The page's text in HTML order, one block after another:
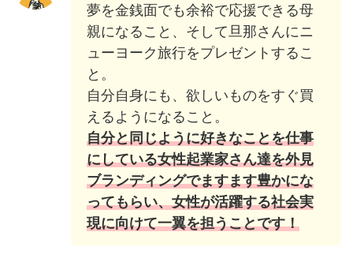
夢を金銭面でも余裕で応援できる母
親になること、そして旦那さんにニ
ューヨーク旅行をプレゼントするこ
と。
自分自身にも、欲しいものをすぐ買
えるようになること。
自分と同じように好きなことを仕事
にしている女性起業家さん達を外見
ブランディングでますます豊かにな
ってもらい、女性が活躍する社会実
現に向けて一翼を担うことです！